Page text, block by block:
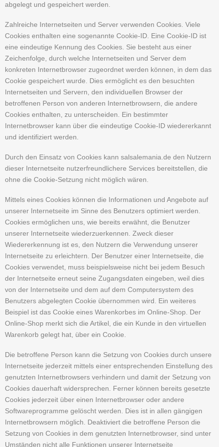
abgelegt und gespeichert werden.
Zahlreiche Internetseiten und Server verwenden Cookies. Viele
Cookies enthalten eine sogenannte Cookie-ID. Eine Cookie-ID ist
eine eindeutige Kennung des Cookies. Sie besteht aus einer
Zeichenfolge, durch welche Internetseiten und Server dem
konkreten Internetbrowser zugeordnet werden können, in dem das
Cookie gespeichert wurde. Dies ermöglicht es den besuchten
Internetseiten und Servern, den individuellen Browser der
betroffenen Person von anderen Internetbrowsern, die andere
Cookies enthalten, zu unterscheiden. Ein bestimmter
Internetbrowser kann über die eindeutige Cookie-ID wiedererkannt
und identifiziert werden.
Durch den Einsatz von Cookies kann salsalemania.de den Nutzern
dieser Internetseite nutzerfreundlichere Services bereitstellen, die
ohne die Cookie-Setzung nicht möglich wären.
Mittels eines Cookies können die Informationen und Angebote auf
unserer Internetseite im Sinne des Benutzers optimiert werden.
Cookies ermöglichen uns, wie bereits erwähnt, die Benutzer
unserer Internetseite wiederzuerkennen. Zweck dieser
Wiedererkennung ist es, den Nutzern die Verwendung unserer
Internetseite zu erleichtern. Der Benutzer einer Internetseite, die
Cookies verwendet, muss beispielsweise nicht bei jedem Besuch
der Internetseite erneut seine Zugangsdaten eingeben, weil dies
von der Internetseite und dem auf dem Computersystem des
Benutzers abgelegten Cookie übernommen wird. Ein weiteres
Beispiel ist das Cookie eines Warenkorbes im Online-Shop. Der
Online-Shop merkt sich die Artikel, die ein Kunde in den virtuellen
Warenkorb gelegt hat, über ein Cookie.
Die betroffene Person kann die Setzung von Cookies durch unsere
Internetseite jederzeit mittels einer entsprechenden Einstellung des
genutzten Internetbrowsers verhindern und damit der Setzung von
Cookies dauerhaft widersprechen. Ferner können bereits gesetzte
Cookies jederzeit über einen Internetbrowser oder andere
Softwareprogramme gelöscht werden. Dies ist in allen gängigen
Internetbrowsern möglich. Deaktiviert die betroffene Person die
Setzung von Cookies in dem genutzten Internetbrowser, sind unter
Umständen nicht alle Funktionen unserer Internetseite